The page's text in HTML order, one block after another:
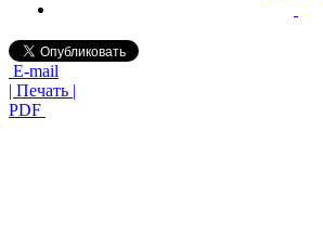
E-mail
| Печать |
PDF